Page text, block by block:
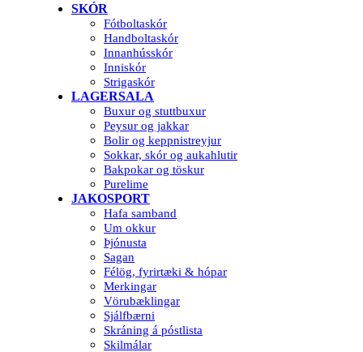
SKÓR
Fótboltaskór
Handboltaskór
Innanhússkór
Inniskór
Strigaskór
LAGERSALA
Buxur og stuttbuxur
Peysur og jakkar
Bolir og keppnistreyjur
Sokkar, skór og aukahlutir
Bakpokar og töskur
Purelime
JAKOSPORT
Hafa samband
Um okkur
Þjónusta
Sagan
Félög, fyrirtæki & hópar
Merkingar
Vörubæklingar
Sjálfbærni
Skráning á póstlista
Skilmálar